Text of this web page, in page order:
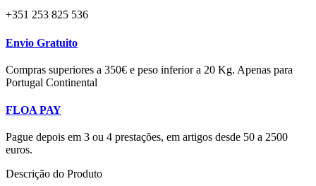
+351 253 825 536
Envio Gratuito
Compras superiores a 350€ e peso inferior a 20 Kg. Apenas para
Portugal Continental
FLOA PAY
Pague depois em 3 ou 4 prestações, em artigos desde 50 a 2500
euros.
Descrição do Produto